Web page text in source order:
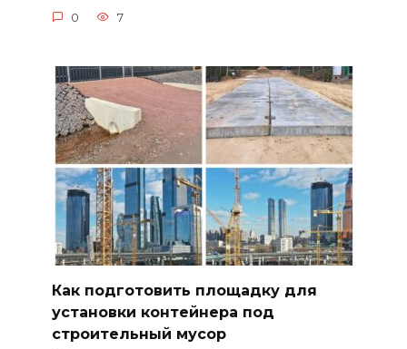
0 7
Как подготовить площадку для
установки контейнера под
строительный мусор